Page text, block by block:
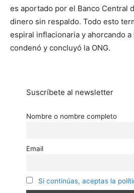
es aportado por el Banco Central
dinero sin respaldo. Todo esto
espiral inflacionaria y ahorcando a
condenó y concluyó la ONG.
Suscríbete al newsletter
Nombre o nombre completo
Email
Si continúas, aceptas la